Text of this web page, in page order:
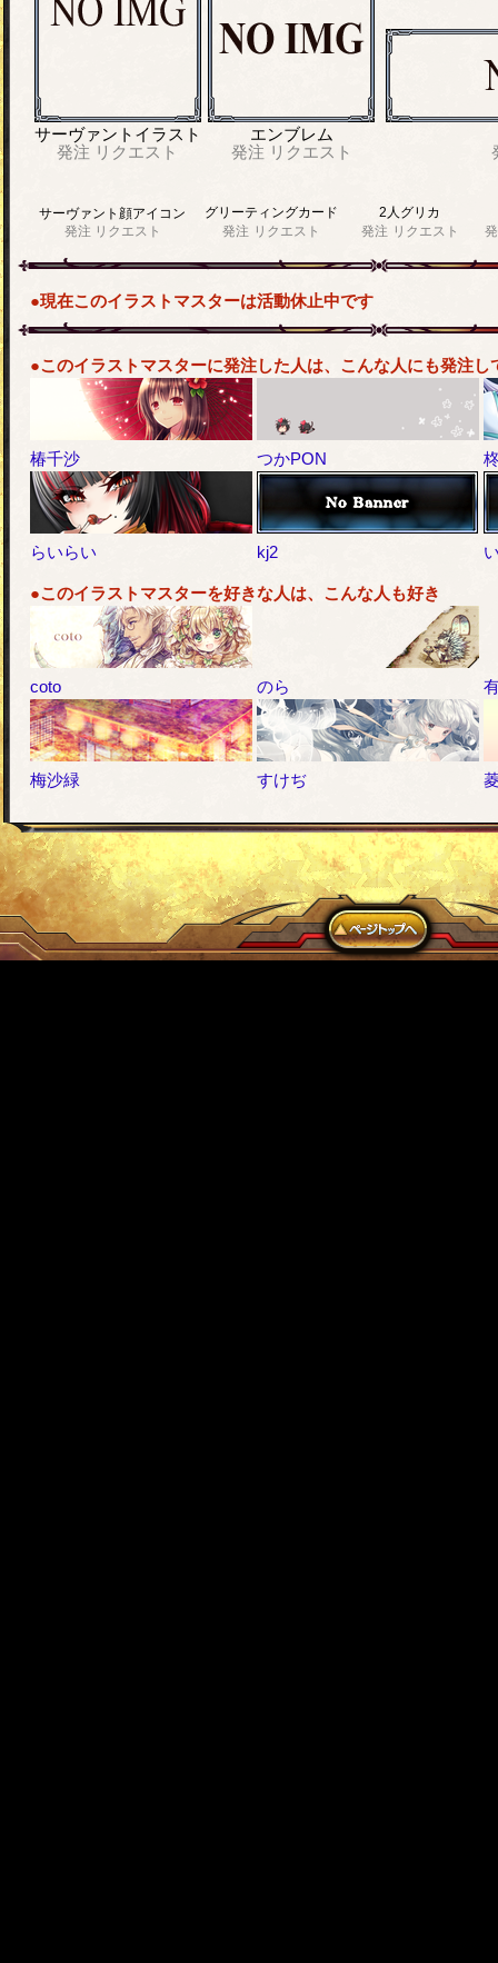
サーヴァントイラスト
発注 リクエスト
エンブレム
発注 リクエスト
サーヴァント顔アイコン
発注 リクエスト
グリーティングカード
発注 リクエスト
2人グリカ
発注 リクエスト
●現在このイラストマスターは活動休止中です
●このイラストマスターに発注した人は、こんな人にも発注し
椿千沙 つかPON
らいらい kj2
●このイラストマスターを好きな人は、こんな人も好き
coto のら
梅沙緑 すけぢ